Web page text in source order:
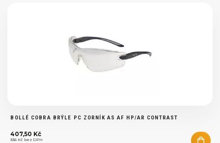
BOLLÉ COBRA BRÝLE PC ZORNÍK AS AF HP/AR CONTRAST
407,50 Kč
336 Kč bez DPH